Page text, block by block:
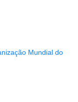
Mundial do